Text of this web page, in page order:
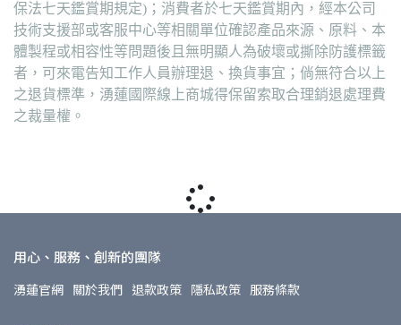
保法七天鑑賞期規定)；消費者於七天鑑賞期內，經本公司
技術支援部或客服中心等相關單位確認產品來源、原料、本
體製程或相容性等問題後且無明顯人為破壞或撕除防護標籤
者，可來電告知工作人員辦理退、換貨事宜；倘無符合以上
之退貨標準，湧蓮國際線上商城得保留索取合理銷退處理費
之裁量權。
用心、服務、創新的團隊
湧蓮官網 關於我們 退款政策 隱私政策 服務條款